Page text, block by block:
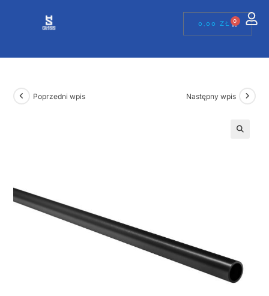
0,00ZŁ 0
Poprzedni wpis Następny wpis